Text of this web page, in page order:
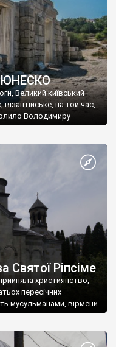
ЮНЕСКО
Великий київський
на той час,
Володимиру
імператору Василю ІІ, та
християнином.
Херсонесу Таврійського
Святої Ріпсіме
християнство,
пересічних
мусульманами, вірмени